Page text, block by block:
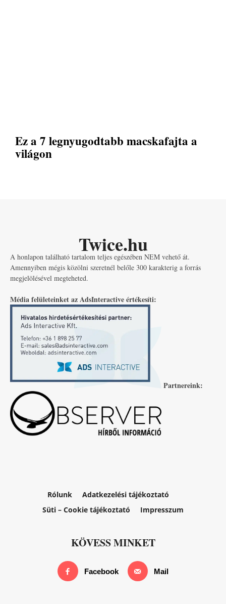
Ez a 7 legnyugodtabb macskafajta a
világon
Twice.hu
A honlapon található tartalom teljes egészében NEM vehető át.
Amennyiben mégis közölni szeretnél belőle 300 karakterig a forrás
megjelölésével megteheted.
Média felületeinket az AdsInteractive értékesíti:
Partnereink:
Rólunk
Adatkezelési tájékoztató
Süti – Cookie tájékoztató
Impresszum
KÖVESS MINKET
Facebook Mail